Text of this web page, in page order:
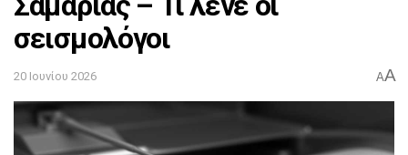
σεισμολόγοι
20 Ιουνίου 2026 AA